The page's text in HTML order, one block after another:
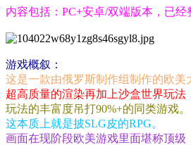
内容包括：PC+安卓/双端版本，已经
游戏概叙：
这是一款由俄罗斯制作组制作的欧美
超高质量的渲染再加上沙盒世界玩法
玩法的丰富度吊打90%+的同类游戏。
这本质上就是披SLG皮的RPG。
画面在现阶段欧美游戏里面堪称顶级